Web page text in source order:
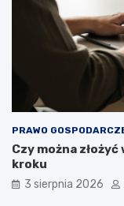
PRAWO
Czy można
kroku
3 sierpnia 2026